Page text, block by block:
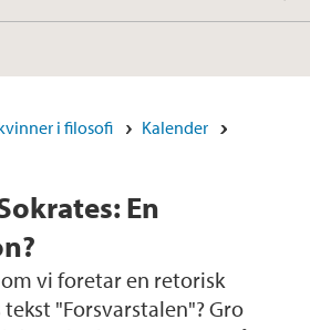
i filosofi
Kalender
En
vi foretar en retorisk
"Forsvarstalen"? Gro